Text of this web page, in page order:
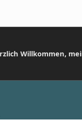
Willkommen,